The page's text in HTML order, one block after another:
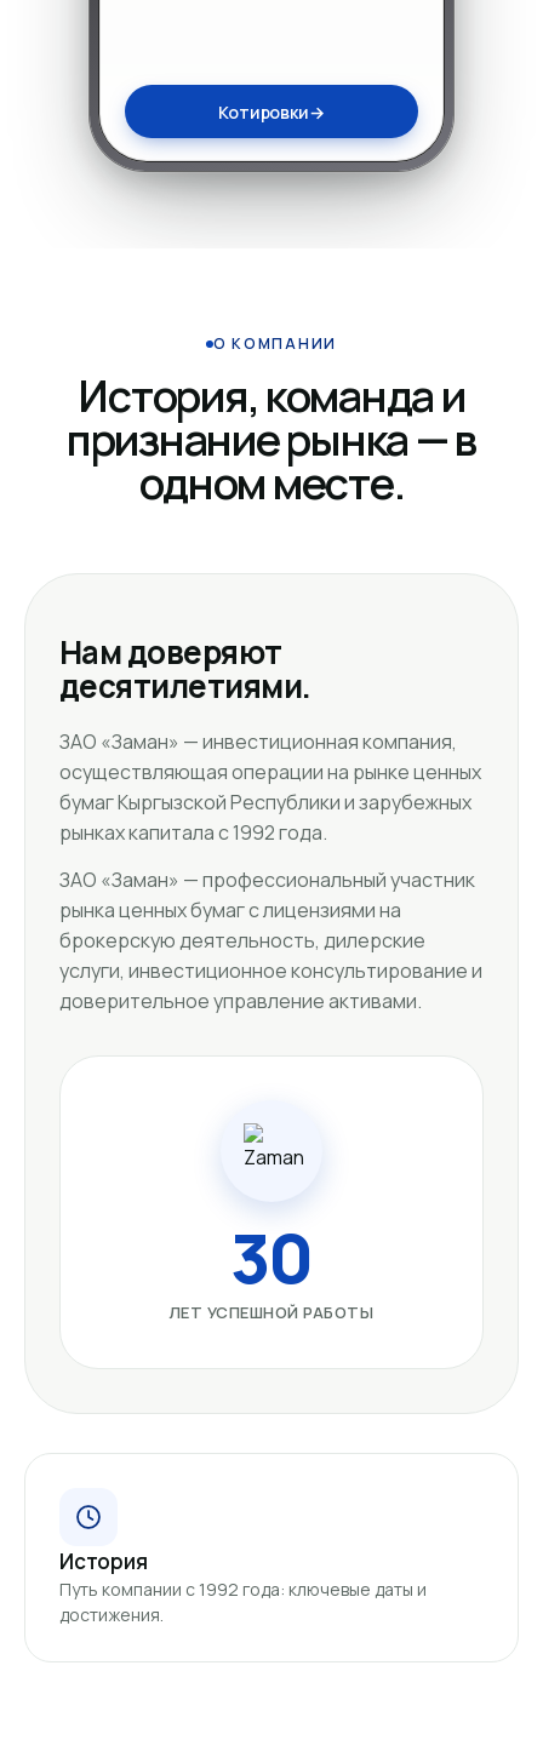
Котировки→
О КОМПАНИИ
История, команда и
признание рынка — в
одном месте.
Нам доверяют
десятилетиями.
ЗАО «Заман» — инвестиционная компания,
осуществляющая операции на рынке ценных
бумаг Кыргызской Республики и зарубежных
рынках капитала с 1992 года.
ЗАО «Заман» — профессиональный участник
рынка ценных бумаг с лицензиями на
брокерскую деятельность, дилерские
услуги, инвестиционное консультирование и
доверительное управление активами.
30
ЛЕТ УСПЕШНОЙ РАБОТЫ
История
Путь компании с 1992 года: ключевые даты и
достижения.